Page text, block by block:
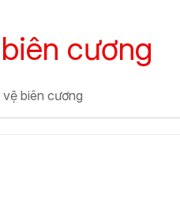
cương
biên cương